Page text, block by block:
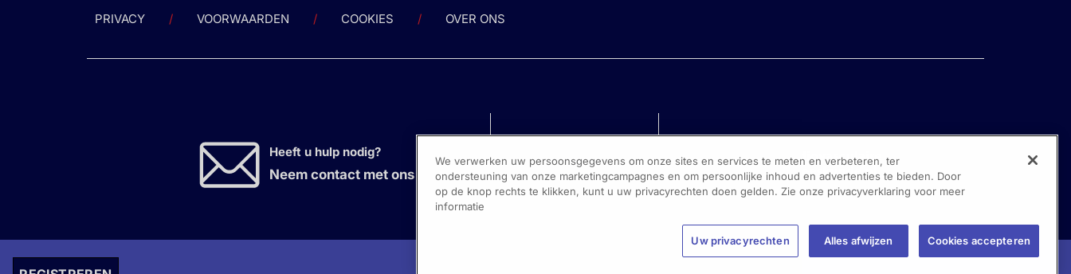
PRIVACY VOORWAARDEN COOKIES OVER ONS
Heeft u hulp nodig?
Neem contact met ons op
We verwerken uw persoonsgegevens om onze sites en services te meten en verbeteren, ter
ondersteuning van onze marketingcampagnes en om persoonlijke inhoud en advertenties te bieden. Door
op de knop rechts te klikken, kunt u uw privacyrechten doen gelden. Zie onze privacyverklaring voor meer
informatie
Uw privacyrechten Alles afwijzen Cookies accepteren